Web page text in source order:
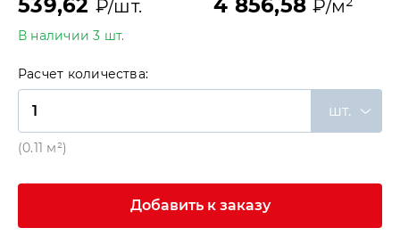
539,62 ₽/шт. 4 856,58₽/м²
В наличии 3 шт.
Расчет количества:
шт.
(0.11 м²)
Добавить к заказу